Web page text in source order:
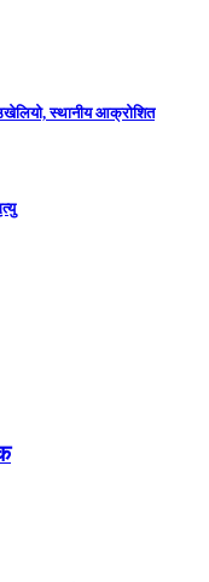
उखेलियो, स्थानीय आक्रोशित